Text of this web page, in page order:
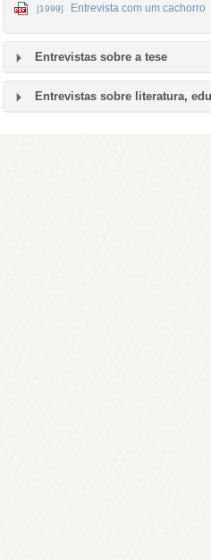
[1999] Entrevista com um cachorro
Entrevistas sobre a tese
Entrevistas sobre literatura,